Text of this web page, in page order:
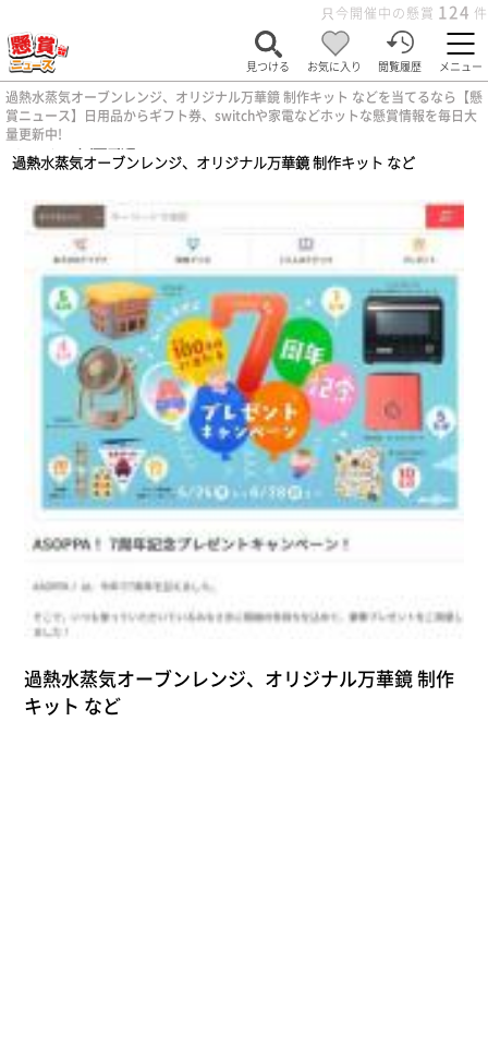
只今開催中の懸賞 124 件
見つける お気に入り 閲覧履歴 メニュー
過熱水蒸気オーブンレンジ、オリジナル万華鏡 制作キット などを当てるなら【懸
賞ニュース】日用品からギフト券、switchや家電などホットな懸賞情報を毎日大
量更新中!
ホーム
過熱水蒸気オーブンレンジ、オリジナル万華鏡 制作キット など
過熱水蒸気オーブンレンジ、オリジナル万華鏡 制作
キット など